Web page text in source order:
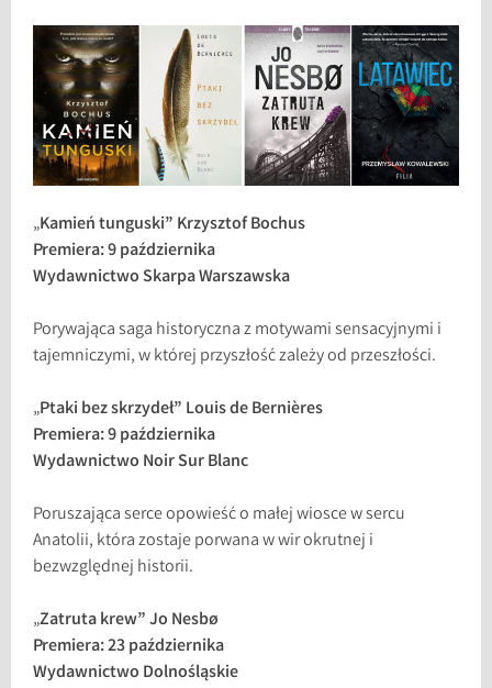
„Kamień tunguski” Krzysztof Bochus
Premiera: 9 października
Wydawnictwo Skarpa Warszawska
Porywająca saga historyczna z motywami sensacyjnymi i
tajemniczymi, w której przyszłość zależy od przeszłości.
„Ptaki bez skrzydeł” Louis de Bernières
Premiera: 9 października
Wydawnictwo Noir Sur Blanc
Poruszająca serce opowieść o małej wiosce w sercu
Anatolii, która zostaje porwana w wir okrutnej i
bezwzględnej historii.
„Zatruta krew” Jo Nesbø
Premiera: 23 października
Wydawnictwo Dolnośląskie